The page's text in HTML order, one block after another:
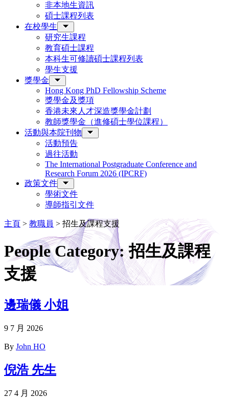
非本地生資訊
碩士課程列表
在校學生
研究生課程
教育碩士課程
本科生可修讀碩士課程列表
學生支援
獎學金
Hong Kong PhD Fellowship Scheme
獎學金及獎項
香港未來人才深造獎學金計劃
教師獎學金（進修碩士學位課程）
活動與本院刊物
活動預告
過往活動
The International Postgraduate Conference and
Research Forum 2026 (IPCRF)
政策文件
學術文件
導師指引文件
主頁 > 教職員 > 招生及課程支援
People Category:招生及課程
支援
邊瑞儀 小姐
9 7 月 2026
By John HO
倪浩 先生
27 4 月 2026